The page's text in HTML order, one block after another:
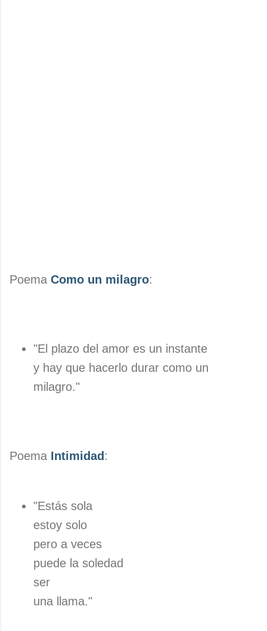
Poema Como un milagro:
"El plazo del amor es un instante
y hay que hacerlo durar como un
milagro."
Poema Intimidad :
"Estás sola
estoy solo
pero a veces
puede la soledad
ser
una llama."